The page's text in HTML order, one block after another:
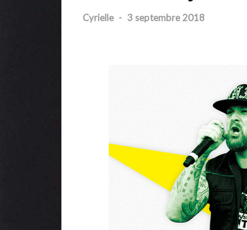
Cyrielle - 3 septembre 2018